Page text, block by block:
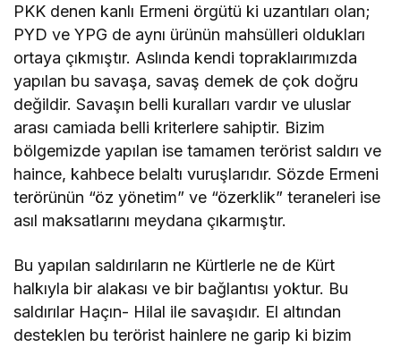
PKK denen kanlı Ermeni örgütü ki uzantıları olan;
PYD ve YPG de aynı ürünün mahsülleri oldukları
ortaya çıkmıştır. Aslında kendi topraklaırımızda
yapılan bu savaşa, savaş demek de çok doğru
değildir. Savaşın belli kuralları vardır ve uluslar
arası camiada belli kriterlere sahiptir. Bizim
bölgemizde yapılan ise tamamen terörist saldırı ve
haince, kahbece belaltı vuruşlarıdır. Sözde Ermeni
terörünün “öz yönetim” ve “özerklik” teraneleri ise
asıl maksatlarını meydana çıkarmıştır.
Bu yapılan saldırıların ne Kürtlerle ne de Kürt
halkıyla bir alakası ve bir bağlantısı yoktur. Bu
saldırılar Haçın- Hilal ile savaşıdır. El altından
desteklen bu terörist hainlere ne garip ki bizim